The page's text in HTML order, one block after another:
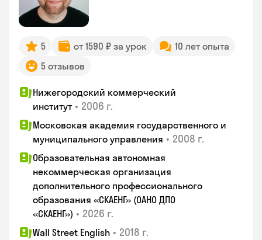
5 от 1590 ₽ за урок
10 лет опыта
5 отзывов
Нижегородский коммерческий
институт • 2006 г.
Московская академия государственного и
муниципального управления • 2008 г.
Образовательная автономная
некоммерческая организация
дополнительного профессионального
образования «СКАЕНГ» (ОАНО ДПО
«СКАЕНГ») • 2026 г.
Wall Street English • 2018 г.